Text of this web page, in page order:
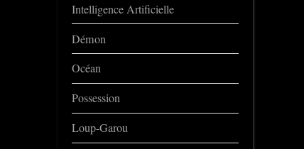
Intelligence Artificielle
Démon
Océan
Possession
Loup-Garou